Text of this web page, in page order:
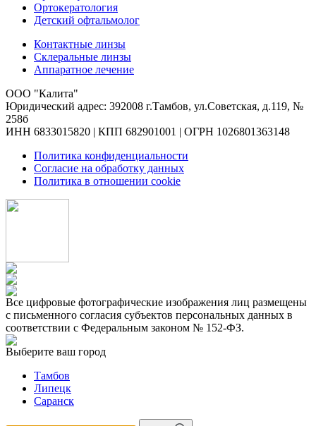
Ортокератология
Детский офтальмолог
Контактные линзы
Склеральные линзы
Аппаратное лечение
ООО "Калита"
Юридический адрес: 392008 г.Тамбов, ул.Советская, д.119, №
258б
ИНН 6833015820 | КПП 682901001 | ОГРН 1026801363148
Политика конфиденциальности
Согласие на обработку данных
Политика в отношении cookie
Все цифровые фотографические изображения лиц размещены
с письменного согласия субъектов персональных данных в
соответствии с Федеральным законом № 152-ФЗ.
Выберите ваш город
Тамбов
Липецк
Саранск